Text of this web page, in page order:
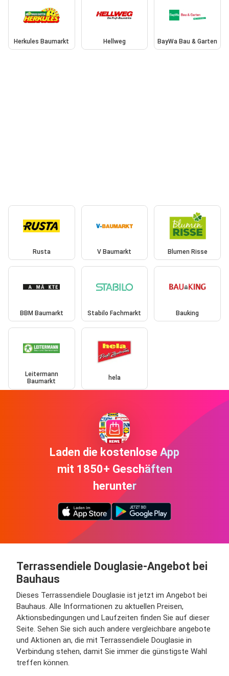
Herkules Baumarkt Hellweg BayWa Bau & Garten
Rusta V Baumarkt Blumen Risse
BBM Baumarkt Stabilo Fachmarkt Bauking
Leitermann
Baumarkt
hela
Laden die kostenlose App
mit 1850+ Geschäften
herunter
Terrassendiele Douglasie-Angebot bei
Bauhaus
Dieses Terrassendiele Douglasie ist jetzt im Angebot bei
Bauhaus. Alle Informationen zu aktuellen Preisen,
Aktionsbedingungen und Laufzeiten finden Sie auf dieser
Seite. Sehen Sie sich auch andere vergleichbare angebote
und Aktionen an, die mit Terrassendiele Douglasie in
Verbindung stehen, damit Sie immer die günstigste Wahl
treffen können.